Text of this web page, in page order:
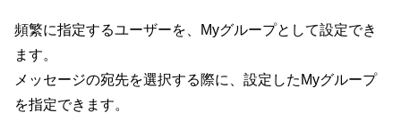
頻繁に指定するユーザーを、Myグループとして設定でき
ます。
メッセージの宛先を選択する際に、設定したMyグループ
を指定できます。